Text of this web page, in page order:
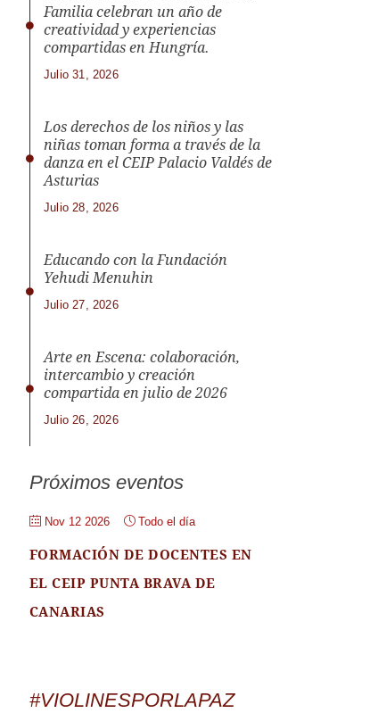
Familia celebran un año de
creatividad y experiencias
compartidas en Hungría.
Julio 31, 2026
Los derechos de los niños y las
niñas toman forma a través de la
danza en el CEIP Palacio Valdés de
Asturias
Julio 28, 2026
Educando con la Fundación
Yehudi Menuhin
Julio 27, 2026
Arte en Escena: colaboración,
intercambio y creación
compartida en julio de 2026
Julio 26, 2026
Próximos eventos
Nov 12 2026 Todo el día
FORMACIÓN DE DOCENTES EN
EL CEIP PUNTA BRAVA DE
CANARIAS
#VIOLINESPORLAPAZ